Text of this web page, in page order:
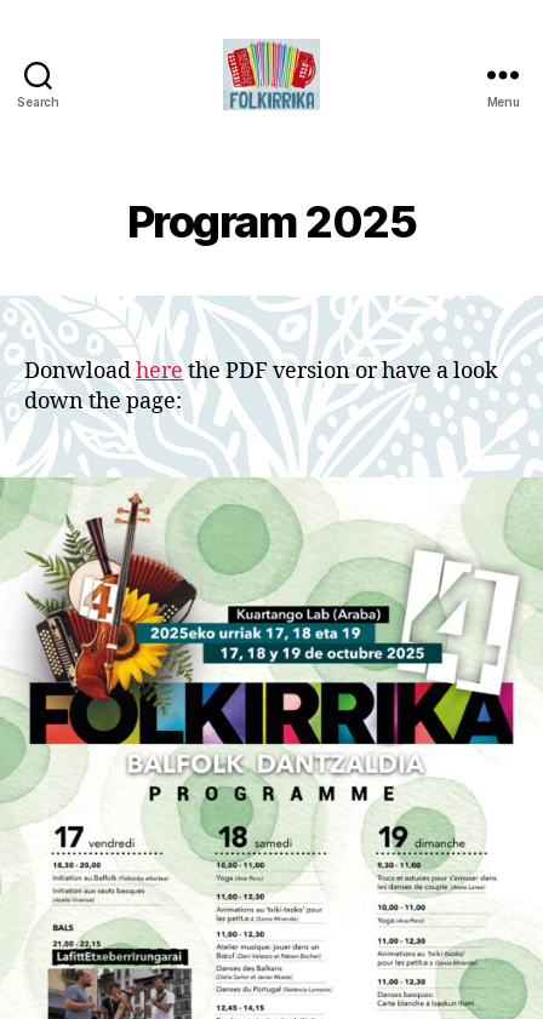
Search Menu
Program 2025
Donwloadherethe PDF version or have a look
down the page: